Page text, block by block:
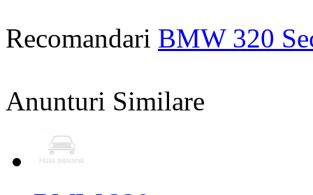
Recomandari BMW 320
Anunturi Similare